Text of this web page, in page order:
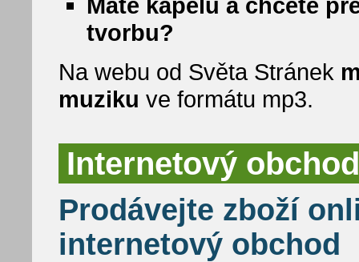
tvorbu?
Na webu od Světa Stránek
muziku ve formátu mp3.
Internetový
Prodávejte zboží
internetový obchod